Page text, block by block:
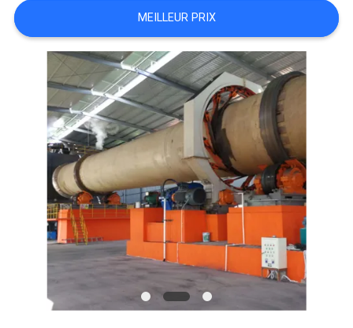
PLAN
DU
POLITIQUE
CONFIDENTIALITÉ
MEILLEUR PRIX